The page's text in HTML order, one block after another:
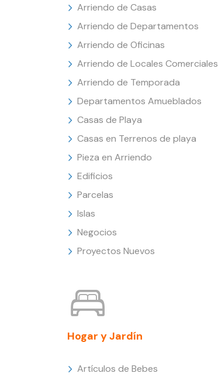
Arriendo de Casas
Arriendo de Departamentos
Arriendo de Oficinas
Arriendo de Locales Comerciales
Arriendo de Temporada
Departamentos Amueblados
Casas de Playa
Casas en Terrenos de playa
Pieza en Arriendo
Edificios
Parcelas
Islas
Negocios
Proyectos Nuevos
Hogar y Jardín
Artículos de Bebes